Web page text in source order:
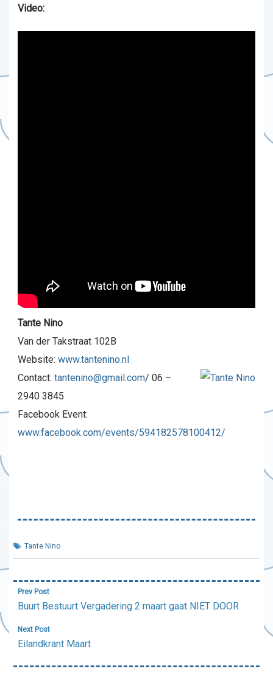
Video:
Tante Nino
Van der Takstraat 102B
Website: www.tantenino.nl
Contact: tantenino@gmail.com/ 06 –
2940 3845
Facebook Event:
www.facebook.com/events/594182578100412/
Tante Nino
Bericht
navigatie
Prev Post
Buurt Bestuurt Vergadering 2 maart gaat NIET DOOR
Next Post
Eilandkrant Maart